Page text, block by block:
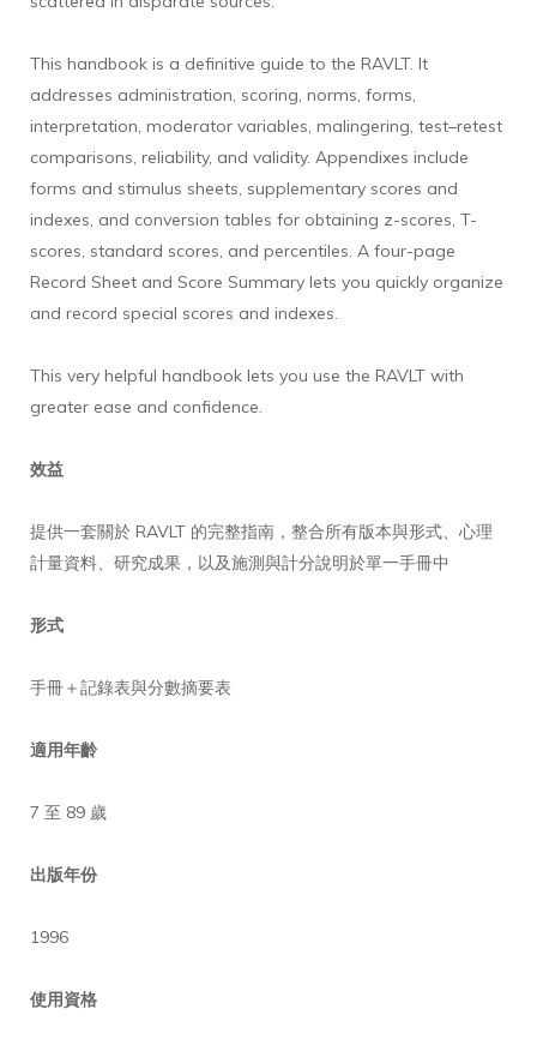
This handbook is a definitive guide to the RAVLT. It
addresses administration, scoring, norms, forms,
interpretation, moderator variables, malingering, test–retest
comparisons, reliability, and validity. Appendixes include
forms and stimulus sheets, supplementary scores and
indexes, and conversion tables for obtaining z-scores, T-
scores, standard scores, and percentiles. A four-page
Record Sheet and Score Summary lets you quickly organize
and record special scores and indexes.
This very helpful handbook lets you use the RAVLT with
greater ease and confidence.
效益
提供一套關於 RAVLT 的完整指南，整合所有版本與形式、心理
計量資料、研究成果，以及施測與計分說明於單一手冊中
形式
手冊＋記錄表與分數摘要表
適用年齡
7 至 89 歲
出版年份
1996
使用資格